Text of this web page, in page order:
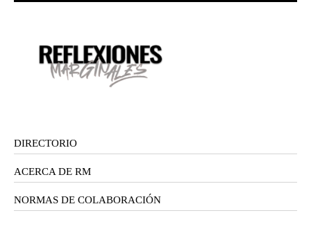
DIRECTORIO
ACERCA DE RM
NORMAS DE COLABORACIÓN